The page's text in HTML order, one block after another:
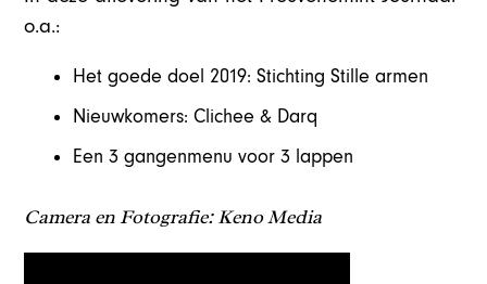
o.a.:
Het goede doel 2019: Stichting Stille armen
Nieuwkomers: Clichee & Darq
Een 3 gangenmenu voor 3 lappen
Camera en Fotografie: Keno Media